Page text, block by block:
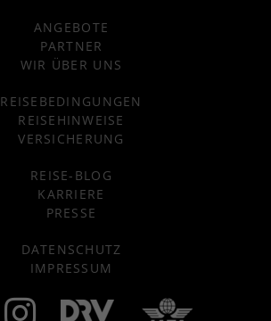
ANGEBOTE
PARTNER
WIR ÜBER UNS
REISEBEDINGUNGEN
REISEHINWEISE
VERSICHERUNG
REISE-BLOG
KARRIERE
PRESSE
DATENSCHUTZ
IMPRESSUM